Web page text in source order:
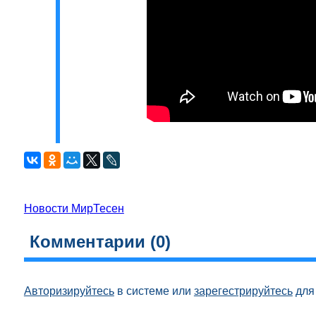
Новости МирТесен
Комментарии (0)
Авторизируйтесьв системе или зарегестрируйтесьдля